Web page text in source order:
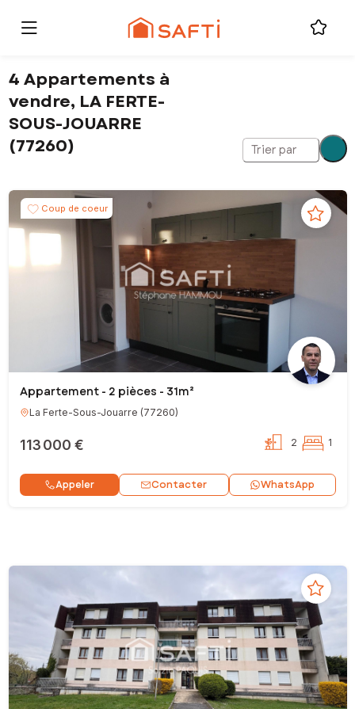
4 Appartements à
vendre, LA FERTE-
SOUS-JOUARRE
(77260)
Trier par
Coup de coeur
Appartement - 2 pièces - 31m²
La Ferte-Sous-Jouarre (77260)
113 000 € 2 1
Appeler Contacter WhatsApp